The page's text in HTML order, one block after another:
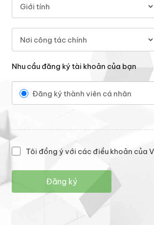
Nhu cầu đăng ký tài khoản của bạn
Đăng ký thành viên cá nhân
Tôi đồng ý với các điều khoản của
Đăng ký